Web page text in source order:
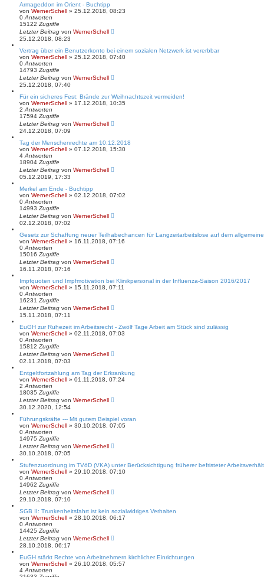
Armageddon im Orient - Buchtipp
von WernerSchell » 25.12.2018, 08:23
0 Antworten
15122 Zugriffe
Letzter Beitrag von WernerSchell
25.12.2018, 08:23
Vertrag über ein Benutzerkonto bei einem sozialen Netzwerk ist vererbbar
von WernerSchell » 25.12.2018, 07:40
0 Antworten
14793 Zugriffe
Letzter Beitrag von WernerSchell
25.12.2018, 07:40
Für ein sicheres Fest: Brände zur Weihnachtszeit vermeiden!
von WernerSchell » 17.12.2018, 10:35
2 Antworten
17594 Zugriffe
Letzter Beitrag von WernerSchell
24.12.2018, 07:09
Tag der Menschenrechte am 10.12.2018
von WernerSchell » 07.12.2018, 15:30
4 Antworten
18904 Zugriffe
Letzter Beitrag von WernerSchell
05.12.2019, 17:33
Merkel am Ende - Buchtipp
von WernerSchell » 02.12.2018, 07:02
0 Antworten
14993 Zugriffe
Letzter Beitrag von WernerSchell
02.12.2018, 07:02
Gesetz zur Schaffung neuer Teilhabechancen für Langzeitarbeitslose auf dem
von WernerSchell » 16.11.2018, 07:16
0 Antworten
15016 Zugriffe
Letzter Beitrag von WernerSchell
16.11.2018, 07:16
Impfquoten und Impfmotivation bei Klinikpersonal in der Influenza-Saison 2016/2017
von WernerSchell » 15.11.2018, 07:11
0 Antworten
16231 Zugriffe
Letzter Beitrag von WernerSchell
15.11.2018, 07:11
EuGH zur Ruhezeit im Arbeitsrecht - Zwölf Tage Arbeit am Stück sind zulässig
von WernerSchell » 02.11.2018, 07:03
0 Antworten
15812 Zugriffe
Letzter Beitrag von WernerSchell
02.11.2018, 07:03
Entgeltfortzahlung am Tag der Erkrankung
von WernerSchell » 01.11.2018, 07:24
2 Antworten
18035 Zugriffe
Letzter Beitrag von WernerSchell
30.12.2020, 12:54
Führungskräfte --- Mit gutem Beispiel voran
von WernerSchell » 30.10.2018, 07:05
0 Antworten
14975 Zugriffe
Letzter Beitrag von WernerSchell
30.10.2018, 07:05
Stufenzuordnung im TVöD (VKA) unter Berücksichtigung früherer befristeter
von WernerSchell » 29.10.2018, 07:10
0 Antworten
14962 Zugriffe
Letzter Beitrag von WernerSchell
29.10.2018, 07:10
SGB II: Trunkenheitsfahrt ist kein sozialwidriges Verhalten
von WernerSchell » 28.10.2018, 06:17
0 Antworten
14425 Zugriffe
Letzter Beitrag von WernerSchell
28.10.2018, 06:17
EuGH stärkt Rechte von Arbeitnehmern kirchlicher Einrichtungen
von WernerSchell » 26.10.2018, 05:57
4 Antworten